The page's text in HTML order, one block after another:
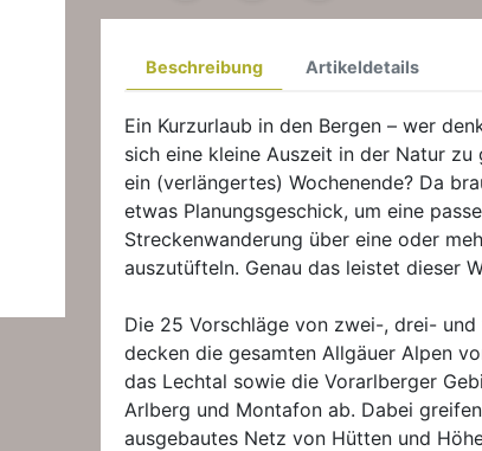
Beschreibung Artikeldetails
Ein Kurzurlaub in den Bergen – wer
sich eine kleine Auszeit in der Natur zu
ein (verlängertes) Wochenende? Da
etwas Planungsgeschick, um eine
Streckenwanderung über eine oder
auszutüfteln. Genau das leistet dieser
Die 25 Vorschläge von zwei-, drei-
decken die gesamten Allgäuer Alpen
das Lechtal sowie die Vorarlberger
Arlberg und Montafon ab. Dabei
ausgebautes Netz von Hütten und